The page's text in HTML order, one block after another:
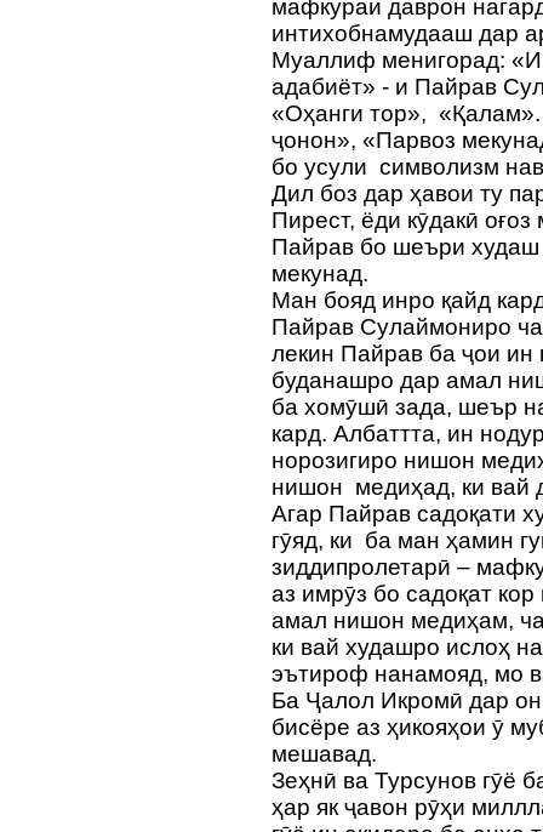
мафкураи даврон
интихобнамудааш дар
Муаллиф менигорад:
адабиёт» - и Пайрав
«Оҳанги тор»,
ҷонон», «Парвоз
бо усули символизм
Дил боз дар ҳавои ту
Пирест, ёди кӯдакӣ оғоз
Пайрав бо шеъри худаш
мекунад.
Ман бояд инро қайд
Пайрав Сулаймониро
лекин Пайрав ба ҷои
буданашро дар амал
ба хомӯшӣ зада, шеър
кард. Албаттта, ин
норозигиро нишон
нишон медиҳад, ки вай
Агар Пайрав садоқати
гӯяд, ки ба ман ҳамин
зиддипролетарӣ –
аз имрӯз бо садоқат
амал нишон медиҳам,
ки вай худашро ислоҳ
эътироф нанамояд, мо
Ба Ҷалол Икромӣ дар
бисёре аз ҳикояҳои ӯ
мешавад.
Зеҳнӣ ва Турсунов гӯё
ҳар як ҷавон рӯҳи